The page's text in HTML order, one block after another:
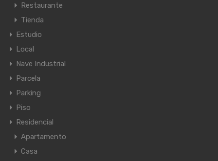
Restaurante
Tienda
Estudio
Local
Nave Industrial
Parcela
Parking
Piso
Residencial
Apartamento
Casa